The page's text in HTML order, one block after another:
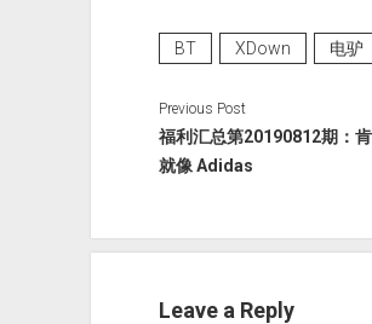
BT XDown 电驴
Previous Post
福利汇总第20190812期：
就像 Adidas
Leave a Reply